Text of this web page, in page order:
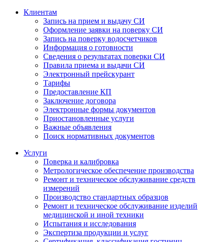
Клиентам
Запись на прием и выдачу СИ
Оформление заявки на поверку СИ
Запись на поверку водосчетчиков
Информация о готовности
Сведения о результатах поверки СИ
Правила приема и выдачи СИ
Электронный прейскурант
Тарифы
Предоставление КП
Заключение договора
Электронные формы документов
Приостановленные услуги
Важные объявления
Поиск нормативных документов
Услуги
Поверка и калибровка
Метрологическое обеспечение производства
Ремонт и техническое обслуживание средств
измерений
Производство стандартных образцов
Ремонт и техническое обслуживание изделий
медицинской и иной техники
Испытания и исследования
Экспертиза продукции и услуг